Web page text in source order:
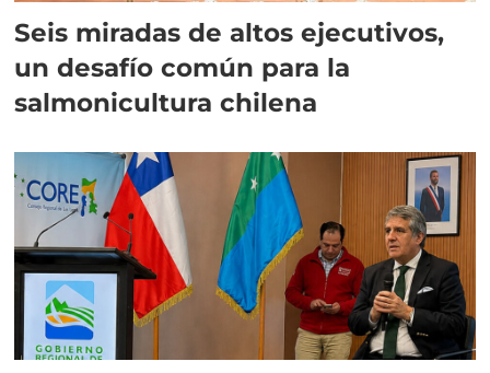
Seis miradas de altos ejecutivos,
un desafío común para la
salmonicultura chilena